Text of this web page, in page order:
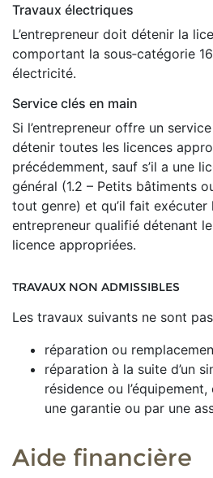
Travaux électriques
L’entrepreneur doit détenir la
comportant la sous‑catégorie
électricité.
Service clés en main
Si l’entrepreneur offre un
détenir toutes les licences
précédemment, sauf s’il a une
général (1.2 – Petits bâtiments
tout genre) et qu’il fait exécuter
entrepreneur qualifié détenant
licence appropriées.
TRAVAUX NON ADMISSIBLES
Les travaux suivants ne sont
réparation ou
réparation à la suite d’un
résidence ou
une garantie ou par une
Aide financière